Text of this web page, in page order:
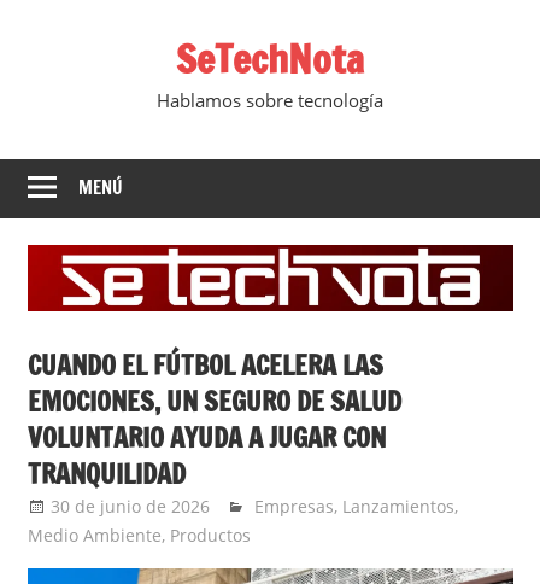
SeTechNota
Hablamos sobre tecnología
MENÚ
CUANDO EL FÚTBOL ACELERA LAS
EMOCIONES, UN SEGURO DE SALUD
VOLUNTARIO AYUDA A JUGAR CON
TRANQUILIDAD
30 de junio de 2026 Ernesto Herrera
Empresas, Lanzamientos,
Medio Ambiente, Productos